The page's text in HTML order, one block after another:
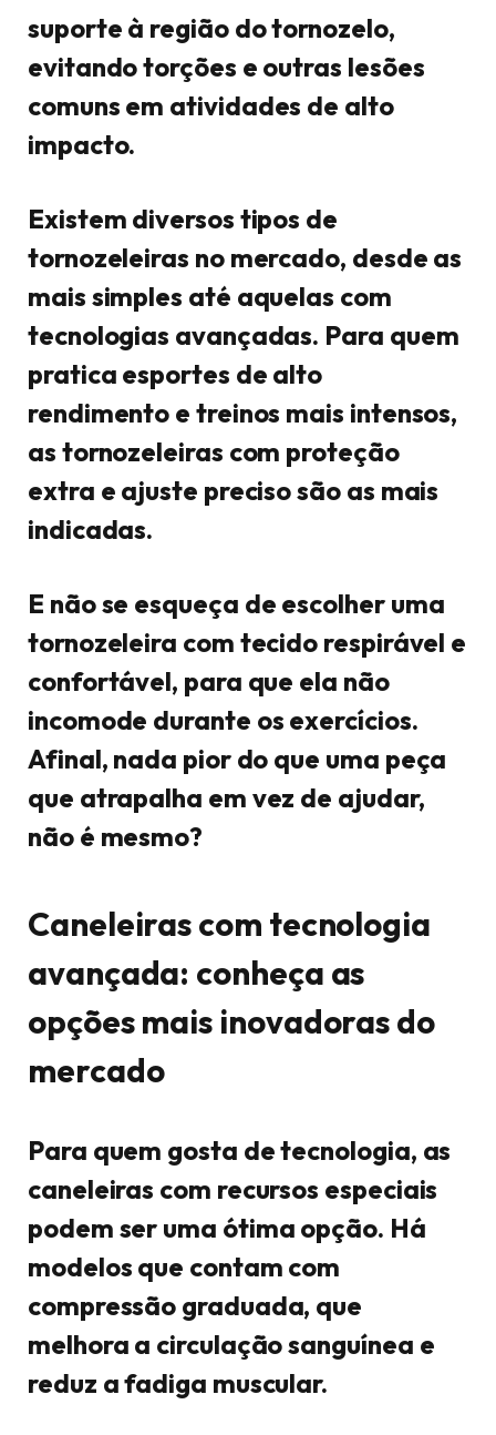
suporte à região do tornozelo,
evitando torções e outras lesões
comuns em atividades de alto
impacto.
Existem diversos tipos de
tornozeleiras no mercado, desde as
mais simples até aquelas com
tecnologias avançadas. Para quem
pratica esportes de alto
rendimento e treinos mais intensos,
as tornozeleiras com proteção
extra e ajuste preciso são as mais
indicadas.
E não se esqueça de escolher uma
tornozeleira com tecido respirável e
confortável, para que ela não
incomode durante os exercícios.
Afinal, nada pior do que uma peça
que atrapalha em vez de ajudar,
não é mesmo?
Caneleiras com tecnologia
avançada: conheça as
opções mais inovadoras do
mercado
Para quem gosta de tecnologia, as
caneleiras com recursos especiais
podem ser uma ótima opção. Há
modelos que contam com
compressão graduada, que
melhora a circulação sanguínea e
reduz a fadiga muscular.